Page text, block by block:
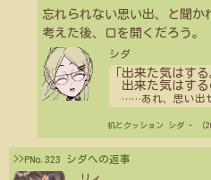
忘れられない思い出、と聞か
考えた後、口を開くだろう。
シダ
「出来た気はする
出来た気はす
……あれ、思い出
机とクッション シダ- （
>>PNo.323 シダへの返事
リィ